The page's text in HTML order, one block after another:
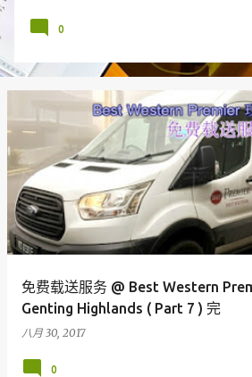
0
免费载送服务 @ Best Western
Genting Highlands ( Part 7 ) 完
八月 30, 2017
0